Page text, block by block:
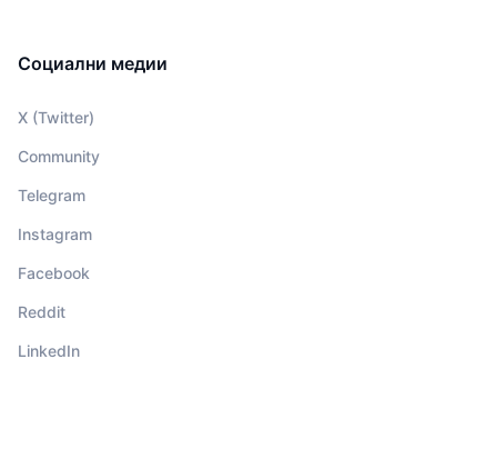
Социални медии
X (Twitter)
Community
Telegram
Instagram
Facebook
Reddit
LinkedIn